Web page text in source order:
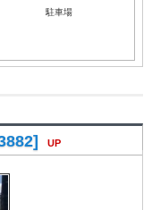
駐車場
UP